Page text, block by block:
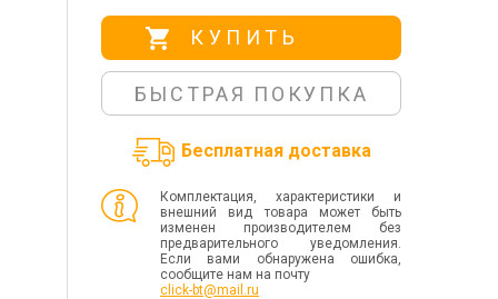
КУПИТЬ
БЫСТРАЯ ПОКУПКА
Бесплатная доставка
Комплектация, характеристики и
внешний вид товара может быть
изменен производителем без
предварительного уведомления.
Если вами обнаружена ошибка,
сообщите нам на почту
click-bt@mail.ru